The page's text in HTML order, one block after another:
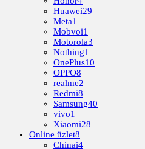
Huawei29
Meta1
Mobvoi1
Motorola3
Nothing1
OnePlus10
OPPO8
realme2
Redmi8
Samsung40
vivo1
Xiaomi28
Online üzlet8
Chinai4